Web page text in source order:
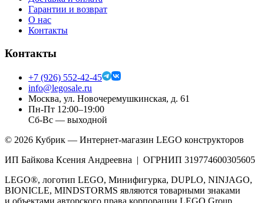
Гарантии и возврат
О нас
Контакты
Контакты
+7 (926) 552-42-45
info@legosale.ru
Москва, ул. Новочеремушкинская, д. 61
Пн-Пт 12:00–19:00
Сб-Вс — выходной
© 2026 Кубрик — Интернет-магазин LEGO конструкторов
ИП Байкова Ксения Андреевна | ОГРНИП 319774600305605
LEGO®, логотип LEGO, Минифигурка, DUPLO, NINJAGO,
BIONICLE, MINDSTORMS являются товарными знаками
и объектами авторского права корпорации LEGO Group.